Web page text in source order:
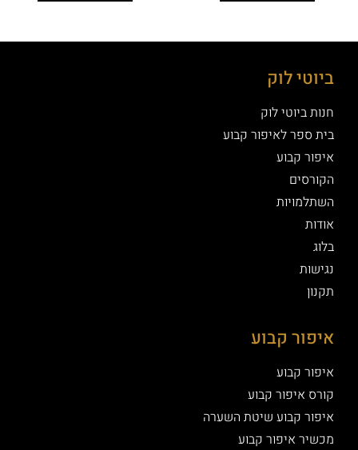
ביוטי לוק
חנות ביוטי לוק
בית ספר לאיפור קבוע
איפור קבוע
הקורסים
השתלמויות
אודות
בלוג
נגישות
תקנון
איפור קבוע
איפור קבוע
קורס איפור קבוע
איפור קבוע שיטת השערה
מכשיר איפור קבוע